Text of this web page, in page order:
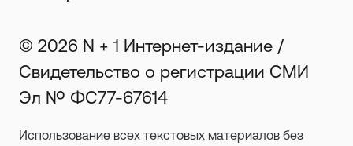
© 2026 N + 1 Интернет-издание /
Свидетельство о регистрации СМИ
Эл № ФС77-67614
Использование всех текстовых материалов без